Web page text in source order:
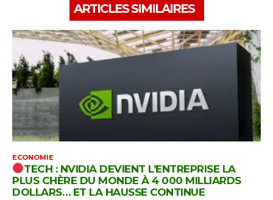
ARTICLES SIMILAIRES
ECONOMIE
TECH : NVIDIA DEVIENT L’ENTREPRISE LA
PLUS CHÈRE DU MONDE À 4 000 MILLIARDS
DOLLARS… ET LA HAUSSE CONTINUE